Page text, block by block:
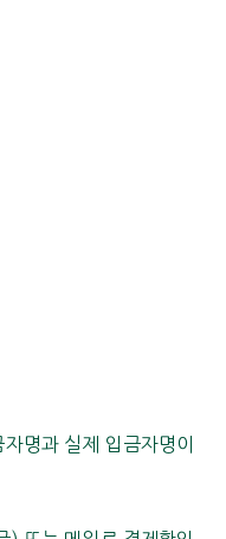
명과 실제 입금자명이